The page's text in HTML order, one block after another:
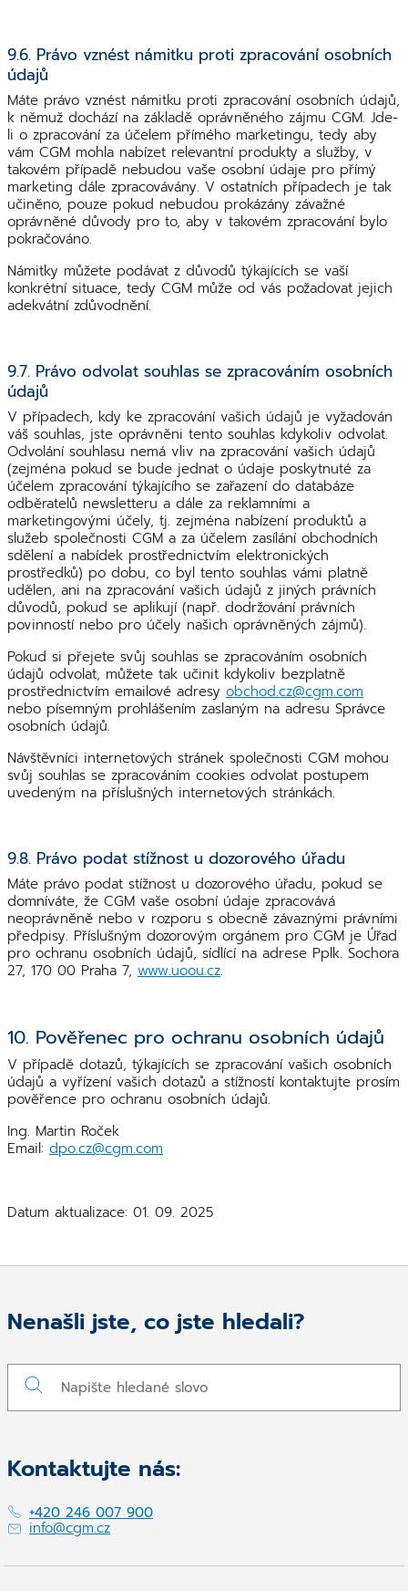
9.6. Právo vznést námitku proti zpracování osobních
údajů
Máte právo vznést námitku proti zpracování osobních údajů,
k němuž dochází na základě oprávněného zájmu CGM. Jde-
li o zpracování za účelem přímého marketingu, tedy aby
vám CGM mohla nabízet relevantní produkty a služby, v
takovém případě nebudou vaše osobní údaje pro přímý
marketing dále zpracovávány. V ostatních případech je tak
učiněno, pouze pokud nebudou prokázány závažné
oprávněné důvody pro to, aby v takovém zpracování bylo
pokračováno.
Námitky můžete podávat z důvodů týkajících se vaší
konkrétní situace, tedy CGM může od vás požadovat jejich
adekvátní zdůvodnění.
9.7. Právo odvolat souhlas se zpracováním osobních
údajů
V případech, kdy ke zpracování vašich údajů je vyžadován
váš souhlas, jste oprávněni tento souhlas kdykoliv odvolat.
Odvolání souhlasu nemá vliv na zpracování vašich údajů
(zejména pokud se bude jednat o údaje poskytnuté za
účelem zpracování týkajícího se zařazení do databáze
odběratelů newsletteru a dále za reklamními a
marketingovými účely, tj. zejména nabízení produktů a
služeb společnosti CGM a za účelem zasílání obchodních
sdělení a nabídek prostřednictvím elektronických
prostředků) po dobu, co byl tento souhlas vámi platně
udělen, ani na zpracování vašich údajů z jiných právních
důvodů, pokud se aplikují (např. dodržování právních
povinností nebo pro účely našich oprávněných zájmů).
Pokud si přejete svůj souhlas se zpracováním osobních
údajů odvolat, můžete tak učinit kdykoliv bezplatně
prostřednictvím emailové adresy obchod.cz@cgm.com
nebo písemným prohlášením zaslaným na adresu Správce
osobních údajů.
Návštěvníci internetových stránek společnosti CGM mohou
svůj souhlas se zpracováním cookies odvolat postupem
uvedeným na příslušných internetových stránkách.
9.8. Právo podat stížnost u dozorového úřadu
Máte právo podat stížnost u dozorového úřadu, pokud se
domníváte, že CGM vaše osobní údaje zpracovává
neoprávněně nebo v rozporu s obecně závaznými právními
předpisy. Příslušným dozorovým orgánem pro CGM je Úřad
pro ochranu osobních údajů, sídlící na adrese Pplk. Sochora
27, 170 00 Praha 7, www.uoou.cz.
10. Pověřenec pro ochranu osobních údajů
V případě dotazů, týkajících se zpracování vašich osobních
údajů a vyřízení vašich dotazů a stížností kontaktujte prosím
pověřence pro ochranu osobních údajů.
Ing. Martin Roček
Email: dpo.cz@cgm.com
Datum aktualizace: 01. 09. 2025
Nenašli jste, co jste hledali?
Kontaktujte nás:
+420 246 007 900
info@cgm.cz